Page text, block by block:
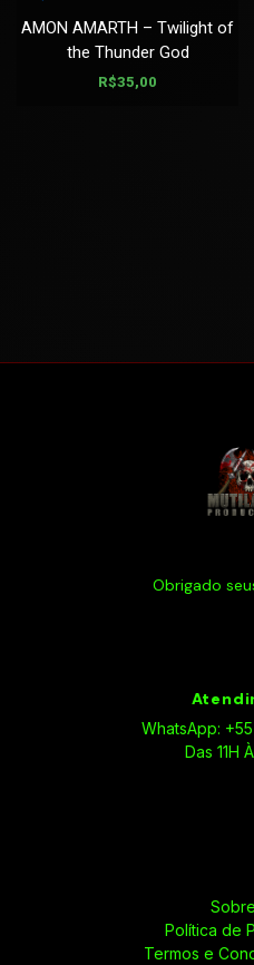
AMON AMARTH – Twilight of
the Thunder God
R$35,00
Obrigado
WhatsApp: +55
Das 11H
Política de
Termos e